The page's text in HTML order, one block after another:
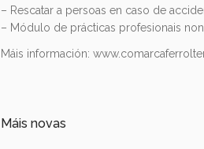
– Rescatar a persoas en caso de
– Módulo de prácticas profesionais
Máis información:
Máis novas